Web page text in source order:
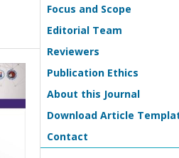
Focus and Scope
Editorial Team
Reviewers
Publication Ethics
About this Journal
Download Article
Contact